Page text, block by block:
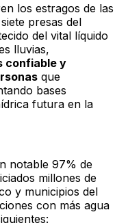
los estragos de las
presas del
del vital líquido
lluvias,
confiable y
que
bases
futura en la
notable 97% de
millones de
y municipios del
con más agua